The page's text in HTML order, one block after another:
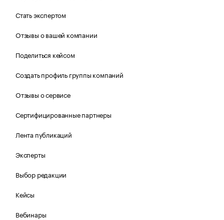
Стать экспертом
Отзывы о вашей компании
Поделиться кейсом
Создать профиль группы компаний
Отзывы о сервисе
Сертифицированные партнеры
Лента публикаций
Эксперты
Выбор редакции
Кейсы
Вебинары